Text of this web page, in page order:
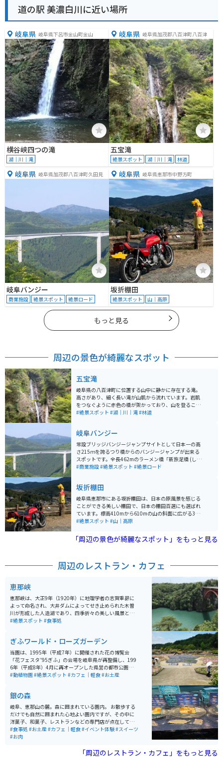
道の駅 美濃白川に近い場所
岐阜県 岐阜県下呂市金山町金山
横谷峡四つの滝
湖｜川｜滝
岐阜県 岐阜県加茂郡八百津町八百津
五宝滝
絶景スポット 湖｜川｜滝 林道
岐阜県 岐阜県加茂郡八百津町久田見
岐阜バンジー
商業施設 絶景スポット 絶景ロード
岐阜県 岐阜県恵那市中野方町
坂折棚田
絶景スポット 山｜高原
もっと見る
周辺の景色が綺麗なスポット
五宝滝
岐阜県の八百津町に位置する山中に静かに存在する滝。
高さがあり、細く長い滝が山肌から流れています。岩肌
をつなぐように赤色の橋が架かっており、山を登ること
も可能です。高所にあるため、注意は必要です。東屋か
#絶景スポット #湖｜川｜滝#林道
岐阜バンジー
常設ブリッジバンジージャンプサイトとして日本一の高
さ215ｍを誇るつり橋からのバンジージャンプが出来る
スポットです。全長462mのラーメン橋「新旅足橋 (しん
たびそこばし)」からの眺めは絶景です。1直線に整備さ
る人はぜひ飛んでみてください。
#商業施設#絶景スポット #絶景ロード
坂折棚田
岐阜県恵那市にある坂折棚田は、日本の原風景を感じる
ことができる美しい棚田で、日本の棚田百選にも選ばれ
ています。標高410mから610mの山の斜面に広がる360
枚の棚田は、江戸時代初期に築かれ、約400年の歴史が
よって積まれたと思われる石積みが多く見られます。 見
どころは、春の田植え時期に始まり、緑豊かな夏、黄金
す。また、30分程度で楽しめる棚田ガイドウォークもあ
びながら、自然と触れ合うことができます。周辺には
「なごみの家」などの観光施設もあり、休憩やお土産購
入に便利です。
#絶景スポット #山｜高原
「周辺の景色が綺麗なスポット」をもっと見る
周辺のレストラン・カフェ
恵那峡
恵那峡は、大正9年（1920年）に地理学者の志賀重昴に
よって命名され、大井ダムによってせき止められた木曽
川が形成した人造湖であり、四季折々の美しい風景と奇
岩・怪石が立ち並ぶ景観が特徴です。春には200本の桜
ドリやムクドリなどを観察するバードウォッチングが楽
しめます。 湖畔には遊歩道が整備されており、2020年3
月には広場や遊歩道がリニューアルされました。お土産
物屋街の乗船場からは遊覧船が発着し、湖畔の奇岩や絶
壁を観覧できます。さらに、湖に突き出した半島にある
合うことが多いです。ツーリングの途中の休憩時点や終
点時点でもおすすめです。
#絶景スポット #食事処
ぎふワールド・ローズガーデン
当園は、1995年（平成7年）に開催された花の博覧会
「花フェスタ’95ぎふ」の会場を岐阜県が再整備し、199
6年（平成8年）4月に再オープンした県営の都市公園で
す。オープン以降「花フェスタ記念公園」の名称で長年
ド・ローズガーデン」に改称しました。約80.7ha（バン
テリンドームナゴヤ約17個分）もの広大な敷地には、原
種・オールドローズから国内外の最新品種まで約6,000
品種、20,000株もの多彩な品種が植栽されたバラ園のほ
か、「ネモフィラ（春）」「ヒマワリ（夏）」「ケイト
ウ（秋）」など、季節ごとに大面積で花を観賞できるガ
タワー」、岐阜県下有数の大型複合遊具などもあり、夫
婦、カップル、友人、ファミリーなど幅広い層で楽しめ
#動植物園#絶景スポット #カフェ｜軽食#お土産
銀の森
岐阜、恵那山の麓。森に囲まれている園内。 お散歩する
だけでも自然に囲まれた心地よい園内ですが、その中に
洋菓子、和菓子、レストランなどの専門店が点在してい
ます。 特におすすめはパティスリーGIN NO MORI、「森
の恵みクッキー」。どんぐり粉を使ったほろ苦い大人の
#食事処 #お土産#カフェ｜軽食#イベント体験#スイーツ
#お肉
「周辺のレストラン・カフェ」をもっと見る